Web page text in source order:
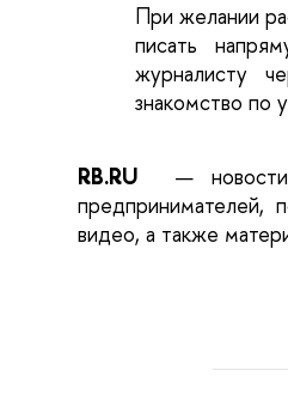
При желании
писать
журналисту
знакомство по
RB.RU
—
предпринимателей,
видео, а также